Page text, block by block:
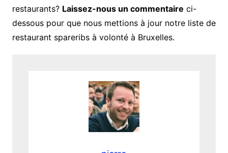
restaurants? Laissez-nous un commentaire ci-
dessous pour que nous mettions à jour notre liste de
restaurant spareribs à volonté à Bruxelles.